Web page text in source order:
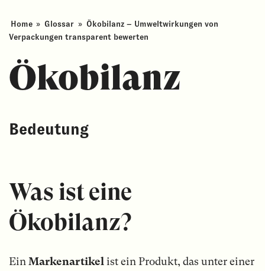
Home » Glossar » Ökobilanz – Umweltwirkungen von
Verpackungen transparent bewerten
Ökobilanz
Bedeutung
Was ist eine
Ökobilanz?
Ein Markenartikel ist ein Produkt, das unter einer